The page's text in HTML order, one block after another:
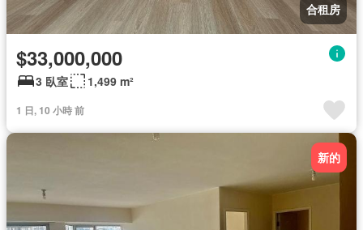
合租房
$33,000,000
3 臥室 1,499 m²
1 日, 10 小時 前
新的